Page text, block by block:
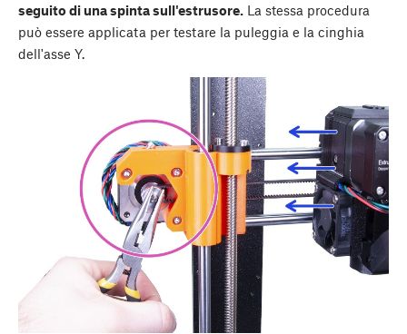
seguito di una spinta sull'estrusore. La stessa procedura
può essere applicata per testare la puleggia e la cinghia
dell'asse Y.